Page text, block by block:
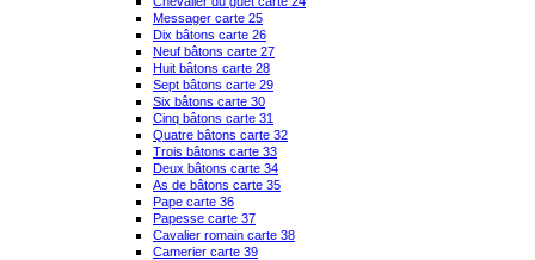
Messager carte 25
Dix bâtons carte 26
Neuf bâtons carte 27
Huit bâtons carte 28
Sept bâtons carte 29
Six bâtons carte 30
Cinq bâtons carte 31
Quatre bâtons carte 32
Trois bâtons carte 33
Deux bâtons carte 34
As de bâtons carte 35
Pape carte 36
Papesse carte 37
Cavalier romain carte 38
Camerier carte 39